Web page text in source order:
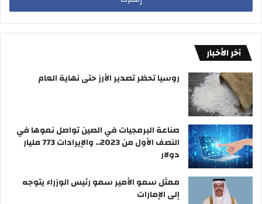
ل
ع
ق
ا
ر
ي
ف
ي
ا
ل
س
ع
و
د
ة
ب
ر
ي
د
ك
ا
ل
إ
ل
ك
ت
ر
و
ن
آخر الأخبار
روسيا تحظر تصدير الأرز حتى نهاية العام
صناعة البرمجيات في الصين تواصل نموها في
النصف الأول من 2023.. والإيرادات 773 مليار
دولار
ممثل سمو الأمير سمو رئيس الوزراء يتوجه
إلى الإمارات